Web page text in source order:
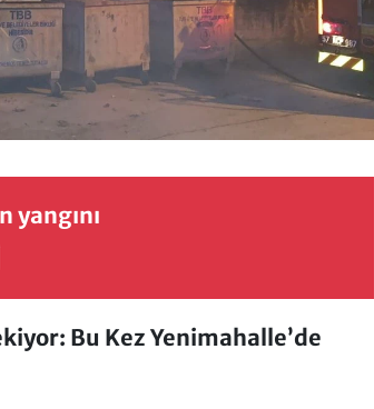
yangını
Bu Kez Yenimahalle’de